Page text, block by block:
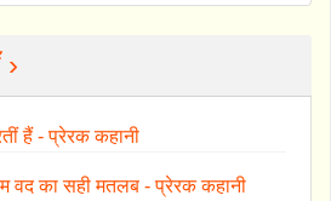
हैं - प्रेरक कहानी
वद का सही मतलब - प्रेरक कहानी